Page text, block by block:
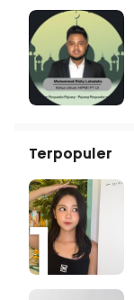
Terpopuler